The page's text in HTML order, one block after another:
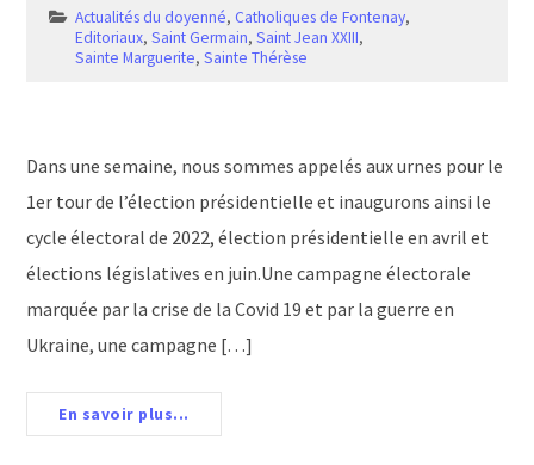
Actualités du doyenné, Catholiques de Fontenay,
Editoriaux,Saint Germain,Saint Jean XXIII,
Sainte Marguerite,Sainte Thérèse
Dans une semaine, nous sommes appelés aux urnes pour le
1er tour de l’élection présidentielle et inaugurons ainsi le
cycle électoral de 2022, élection présidentielle en avril et
élections législatives en juin.Une campagne électorale
marquée par la crise de la Covid 19 et par la guerre en
Ukraine, une campagne […]
En savoir plus...